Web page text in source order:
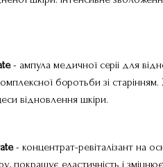
- ампула медичної серіі для
боротьби зі старінням.
відновлення шкіри.
- концентрат-ревіталізант на
покращує еластичність і